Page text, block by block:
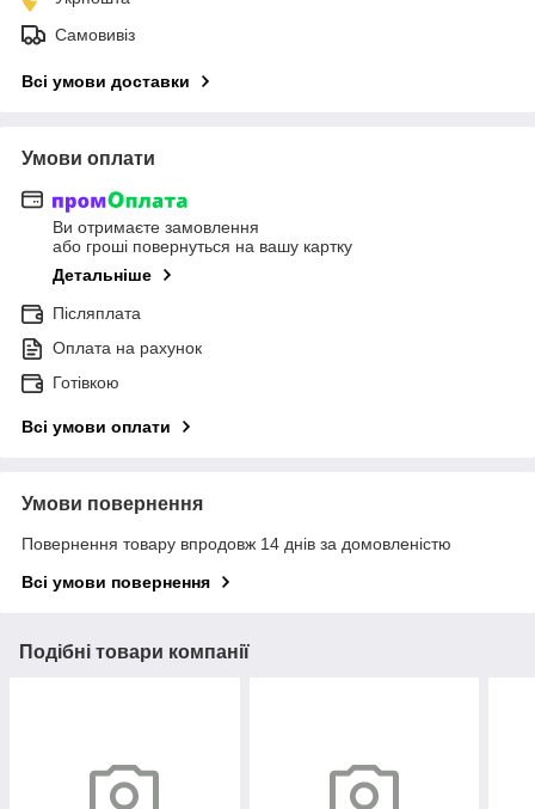
Самовивіз
Всі умови доставки
Умови оплати
Ви отримаєте замовлення
або гроші повернуться на вашу картку
Детальніше
Післяплата
Оплата на рахунок
Готівкою
Всі умови оплати
Умови повернення
Повернення товару впродовж 14 днів за домовленістю
Всі умови повернення
Подібні товари компанії